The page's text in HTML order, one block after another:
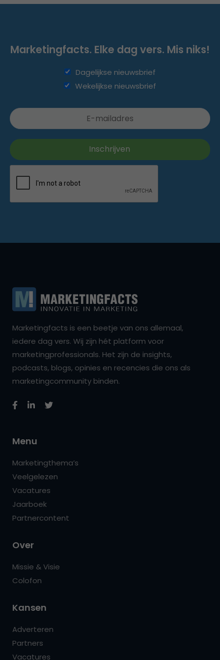
Marketingfacts. Elke dag vers. Mis niks!
Dagelijkse nieuwsbrief
Wekelijkse nieuwsbrief
Marketingfacts is een beetje van ons allemaal,
iedere dag vers. Wij zijn hét platform voor
marketingprofessionals. Het zijn de insights,
podcasts, blogs, opinies en recencies die ons als
marketingcommunity binden.
Menu
Marketingthema’s
Veelgelezen
Vacatures
Jaarboek
Partnercontent
Over
Missie & Visie
Colofon
Kansen
Adverteren
Partners
Vacatures